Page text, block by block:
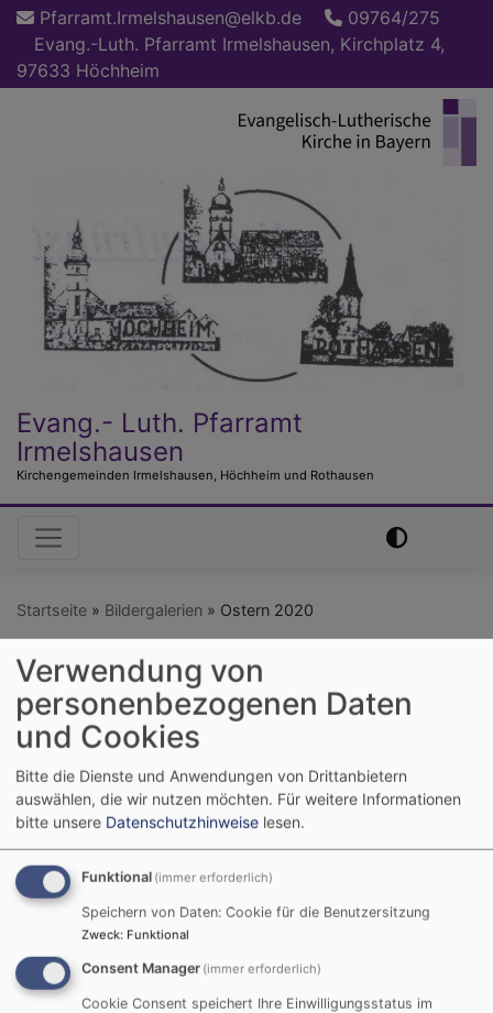
Direkt
Inhalt
Pfarramt.Irmelshausen@elkb.de
09764/275
Evang.-Luth. Pfarramt Irmelshausen, Kirchplatz 4,
97633 Höchheim
Evang.- Luth. Pfarramt
Irmelshausen
Kirchengemeinden Irmelshausen, Höchheim und Rothausen
Hauptnavigation
Startseite Bildergalerien Ostern 2020
Ostern 2020
Verwendung von
personenbezogenen Daten
und Cookies
Bitte die Dienste und Anwendungen von Drittanbietern
auswählen, die wir nutzen möchten. Für weitere Informationen
bitte unsere Datenschutzhinweise lesen.
Funktional (immer erforderlich)
Speichern von Daten: Cookie für die Benutzersitzung
Zweck: Funktional
Consent Manager (immer erforderlich)
Cookie Consent speichert Ihre Einwilligungsstatus im